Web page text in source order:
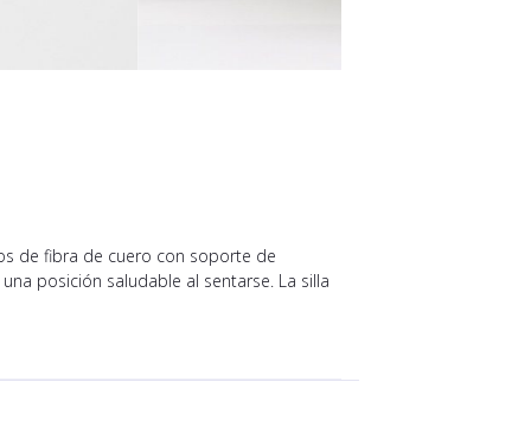
de fibra de cuero con soporte de
posición saludable al sentarse. La silla